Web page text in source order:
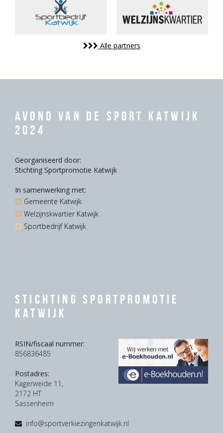
Alle partners
Avond van de Sport Katwijk
2024
Georganiseerd door:
Stichting Sportpromotie Katwijk
In samenwerking met:
Gemeente Katwijk
Welzijnskwartier Katwijk
Sportbedrijf Katwijk
Stichting Sportpromotie
Katwijk
RSIN/fiscaal nummer:
856836485
Postadres:
Kagerweide 11,
2172 HT
Sassenheim
info@sportverkiezingenkatwijk.nl